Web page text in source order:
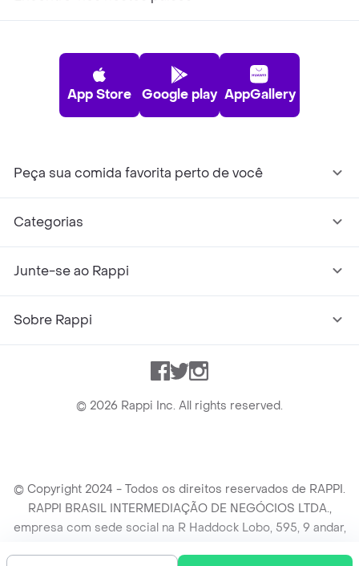
App Store Google play AppGallery
Peça sua comida favorita perto de você
Categorias
Junte-se ao Rappi
Sobre Rappi
Facebook
TwitterInstagram
© 2026 Rappi Inc. All rights reserved.
© Copyright 2024 - Todos os direitos reservados de RAPPI.
RAPPI BRASIL INTERMEDIAÇÃO DE NEGÓCIOS LTDA.,
empresa com sede social na R Haddock Lobo, 595, 9 andar,